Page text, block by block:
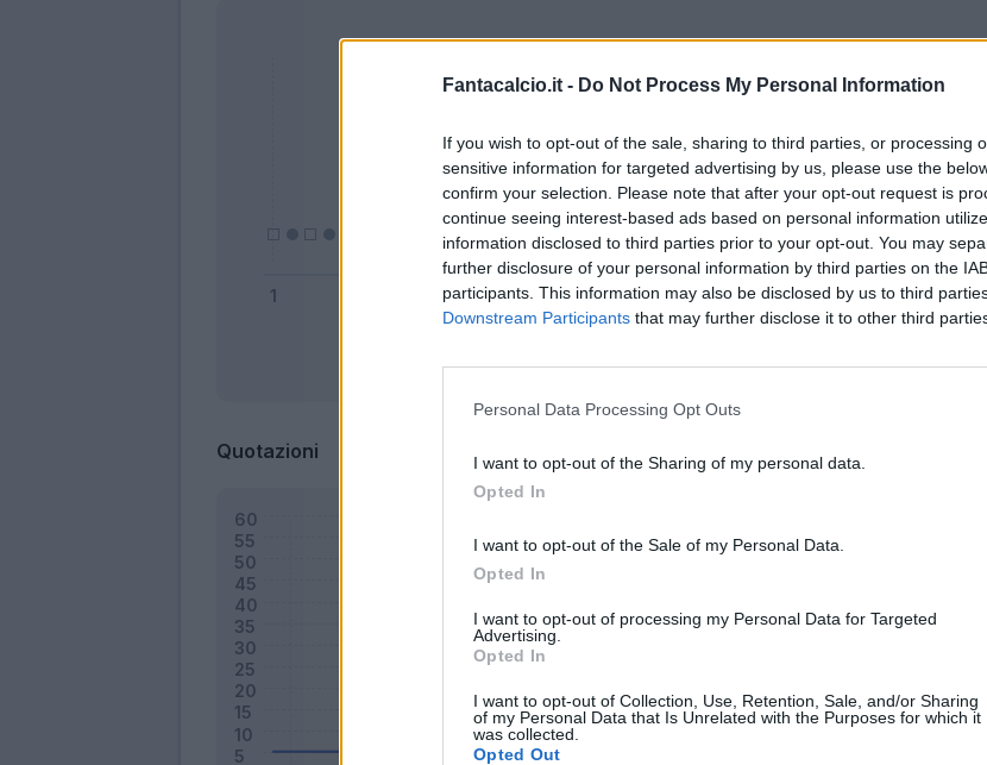
Fantacalcio.it - Do Not Process My Personal Information
If you wish to opt-out of the sale, sharing to third parties, or processing
sensitive information for targeted advertising by us, please use the
confirm your selection. Please note that after your opt-out request is
continue seeing interest-based ads based on personal information
information disclosed to third parties prior to your opt-out. You may
further disclosure of your personal information by third parties on the
participants. This information may also be disclosed by us to third
Downstream Participants that may further disclose it to other third
Personal Data Processing Opt Outs
I want to opt-out of the Sharing of my personal data.
Opted In
I want to opt-out of the Sale of my Personal Data.
Opted In
I want to opt-out of processing my Personal Data for Targeted
Advertising.
Opted In
I want to opt-out of Collection, Use, Retention, Sale, and/or Sharing
of my Personal Data that Is Unrelated with the Purposes for which it
was collected.
Opted Out
Bonus Malus Presenze a voto
Quotazioni